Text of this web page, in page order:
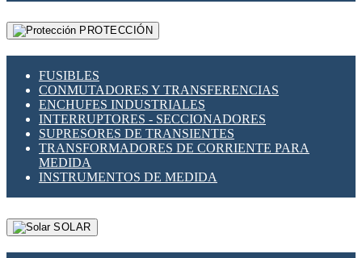
PROTECCIÓN
FUSIBLES
CONMUTADORES Y TRANSFERENCIAS
ENCHUFES INDUSTRIALES
INTERRUPTORES - SECCIONADORES
SUPRESORES DE TRANSIENTES
TRANSFORMADORES DE CORRIENTE PARA
MEDIDA
INSTRUMENTOS DE MEDIDA
SOLAR